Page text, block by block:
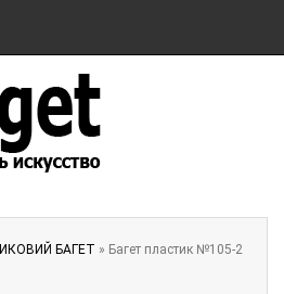
БАГЕТ » Багет пластик №105-2